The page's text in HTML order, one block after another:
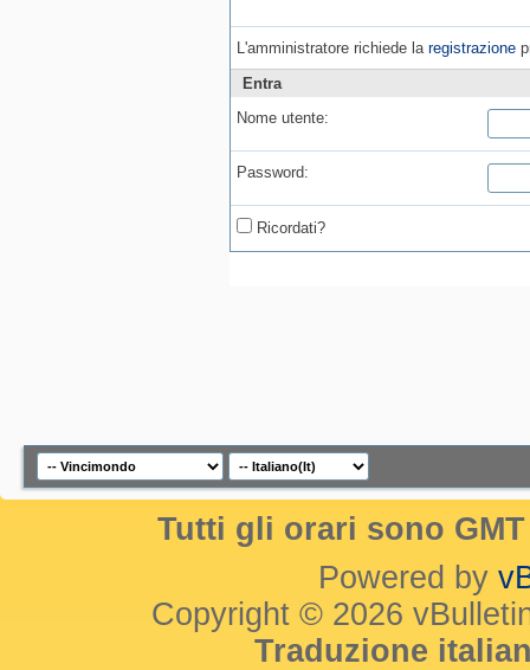
L'amministratore richiede la registrazione
Entra
Nome utente:
Password:
Ricordati?
Tutti gli orari sono
Powered by
Copyright © 2026
Traduzione